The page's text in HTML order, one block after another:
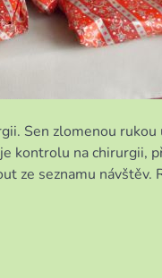
Sen zlomenou rukou
kontrolu na chirurgii,
ze seznamu návštěv.